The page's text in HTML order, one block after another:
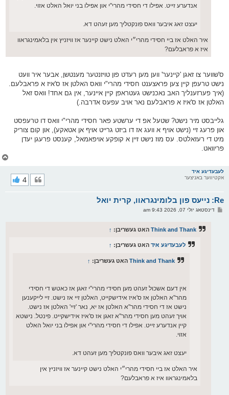
אנדערע זייט. אפילו די חסידי מהרי"י און אפילו בני יואל האלט אזוי.
יעצט זאג איבער וואס פונקטליך מען זעהט דא.
איר האלט אז ביי חסידי מהרי״י האלט נישט קיינער אז וויזניץ אין בלאמינגראוו
איז א פראבלעם?
ס'שווער צו זאגן 'קיינער' ווען מען רעדט פון טויזנטער מענטשן, אבער איר וועט
נישט טרעפן קיין צען פראצענט חסידי מהרי"י וואס האלטן אז ס'איז א פראבלעם.
(איך פערזענליך האב נאכנישט געטראפן קיין איינער, אין גם אחד! וואס זאל
האלטן אז ס'איז א פראבלעם נאר אויב עפעס אדרבה.)
גלייבסט מיר נישט? שטעל אפ די ערשטע פאר חסידי מהרי"י וואס דו טרעפסט
און פרעג זיי (נישט אויף א וועג אז דו ביזט גרייט אויף אן אטאקע), און קום צוריק
מיט די רעזאלטס. עס מוז נישט זיין א קופקע אויפאמאל, קענסט פרעגן יעדן
פריוואט.
לעבעדיגע איד
אקטיווער באניצער
Re: נייעס פון בלומינגראוו, קרית יואל
4
פדינסטאג יולי 07, 2026 9:43 am
Think and Thank האט געשריבן: ↑
לעבעדיגע איד האט געשריבן: ↑
Think and Thank האט געשריבן: ↑
אין דעם אשכול זעהט מען חסידי מהרי"י זאגן אז כאטש די חסידי
מהר"א האלטן אז ס'איז אידישקייט, האלטן זיי אז נישט. זיי לייקענען
נישט אז די חסידי מהר"א האלטן אז יא, נאר 'זיי' האלטן אז נישט.
אויך זעהט מען חסידי מהר"א זאגן אז ס'איז אידישקייט. פינטל. נישטא
קיין אנדערע זייט. אפילו די חסידי מהרי"י און אפילו בני יואל האלט
אזוי.
יעצט זאג איבער וואס פונקטליך מען זעהט דא.
איר האלט אז ביי חסידי מהרי״י האלט נישט קיינער אז וויזניץ אין
בלאמינגראוו איז א פראבלעם?